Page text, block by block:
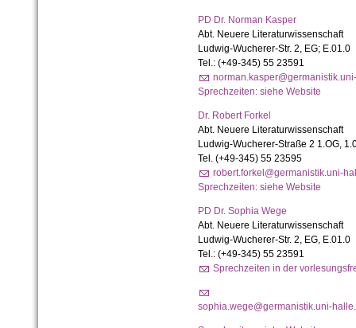
PD Dr. Norman Kasper
Abt. Neuere Literaturwissenschaft
Ludwig-Wucherer-Str. 2, EG; E.01.0
Tel.: (+49-345) 55 23591
Sprechzeiten: siehe Website
Dr. Robert Forkel
Abt. Neuere Literaturwissenschaft
Ludwig-Wucherer-Straße 2 1.OG,
Tel. (+49-345) 55 23595
robert.forkel@germanistik.uni-
Sprechzeiten: siehe Website
PD Dr. Sophia Wege
Abt. Neuere Literaturwissenschaft
Ludwig-Wucherer-Str. 2, EG, E.01.0
Tel.: (+49-345) 55 23591
Sprechzeiten in der
sophia.wege@germanistik.uni-